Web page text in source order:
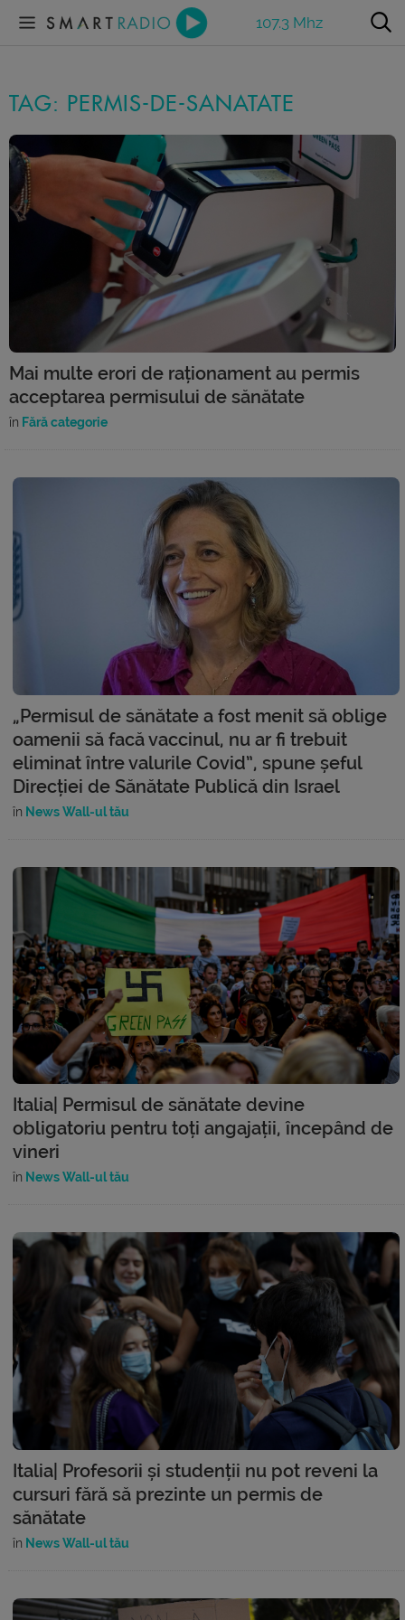
107.3 Mhz
TAG: PERMIS-DE-SANATATE
Mai multe erori de raționament au permis
acceptarea permisului de sănătate
în Fără categorie
„Permisul de sănătate a fost menit să oblige
oamenii să facă vaccinul, nu ar fi trebuit
eliminat între valurile Covid”, spune șeful
Direcției de Sănătate Publică din Israel
în News Wall-ul tău
Italia| Permisul de sănătate devine
obligatoriu pentru toți angajații, începând de
vineri
în News Wall-ul tău
Italia| Profesorii și studenții nu pot reveni la
cursuri fără să prezinte un permis de
sănătate
în News Wall-ul tău